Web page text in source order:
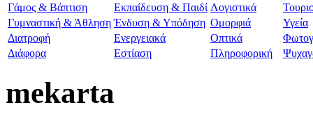
Γάμος & Βάπτιση
Εκπαίδευση & Παιδί Λογιστικά
Γυμναστική & Άθληση Ένδυση & Υπόδηση Ομορφιά
Υγεία
Διατροφή
Ενεργειακά Οπτικά
Διάφορα
Εστίαση Πληροφορική
mekarta